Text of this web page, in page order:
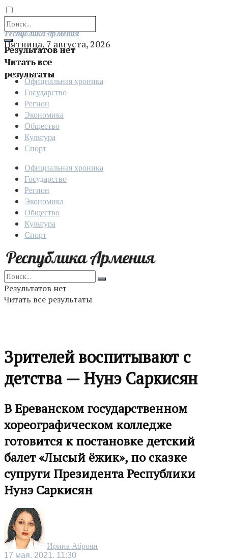
Результатов нет
Читать все
результаты
Отправить
Республика Армения
Пятница, 7 августа, 2026
Официальная хроника
Государство
Регион
Экономика
Общество
Культура
Спорт
Официальная хроника
Государство
Регион
Экономика
Общество
Культура
Спорт
Результатов нет
Читать все результаты
Зрителей воспитывают с
детства — Нунэ Саркисян
В Ереванском государственном
хореографическом колледже
готовится к постановке детский
балет «Лысый ёжик», по сказке
супруги Президента Республики
Нунэ Саркисян
Ирина Аброян
17 мая, 2021, 11:30